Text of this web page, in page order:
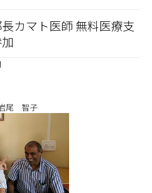
カマト医師 無料医療支
尾 智子